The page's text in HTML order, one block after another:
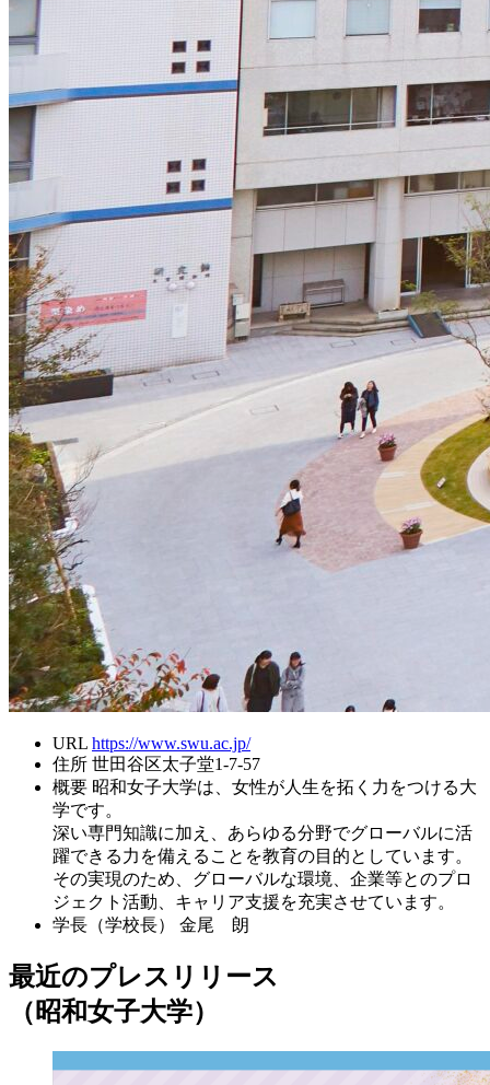
URL https://www.swu.ac.jp/
住所 世田谷区太子堂1-7-57
概要 昭和女子大学は、女性が人生を拓く力をつける大
学です。
深い専門知識に加え、あらゆる分野でグローバルに活
躍できる力を備えることを教育の目的としています。
その実現のため、グローバルな環境、企業等とのプロ
ジェクト活動、キャリア支援を充実させています。
学長（学校長）
金尾 朗
最近のプレスリリース
（昭和女子大学）